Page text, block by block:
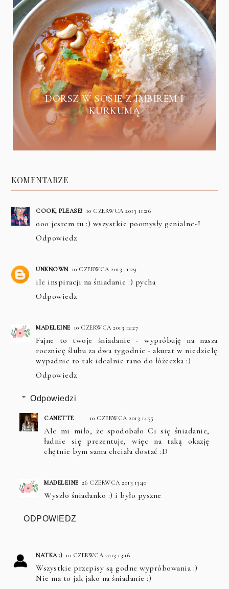
DORSZ W SOSIE Z IMBIREM I
KURKUMĄ
KOMENTARZE
COOK, PLEASE! 10 CZERWCA 2013 11:26
ooo jestem tu :) wszystkie poomysły genialne~!
Odpowiedz
UNKNOWN 10 CZERWCA 2013 11:29
ile inspiracji na śniadanie :) pycha
Odpowiedz
MADELEINE 10 CZERWCA 2013 12:27
Fajne to twoje śniadanie - wypróbuję na nasza
rocznicę ślubu za dwa tygodnie - akurat w niedzielę
wypadnie to tak idealnie rano do łóżeczka :)
Odpowiedz
Odpowiedzi
CANETTE 10 CZERWCA 2013 14:35
Ale mi miło, że spodobało Ci się śniadanie,
ładnie się prezentuje, więc na taką okazję
chętnie bym sama chciała dostać :D
MADELEINE 26 CZERWCA 2013 13:40
Wyszło śniadanko :) i było pyszne
ODPOWIEDZ
NATKA :) 10 CZERWCA 2013 13:16
Wszystkie przepisy są godne wypróbowania :)
Nie ma to jak jako na śniadanie :)